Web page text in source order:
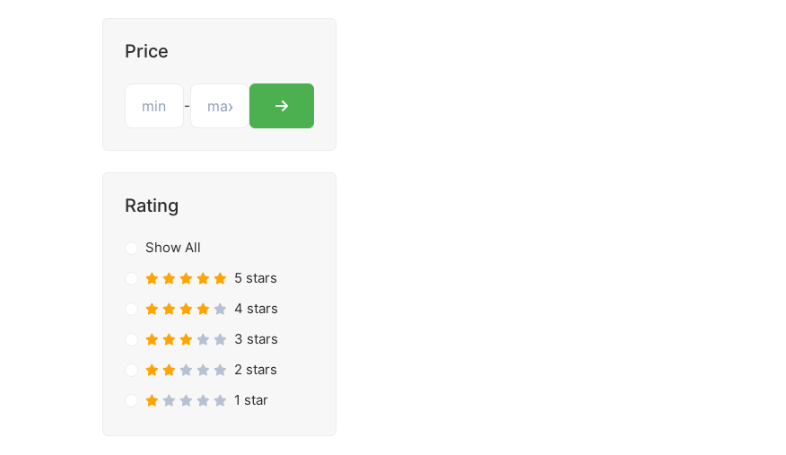
Price
-
Rating
Show All
5 stars
4 stars
3 stars
2 stars
1 star